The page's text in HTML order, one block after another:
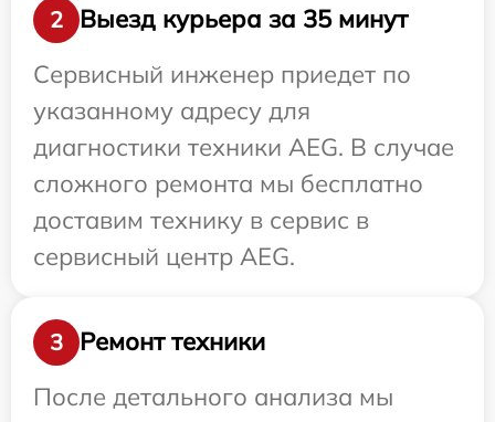
2
Выезд курьера за 35 минут
Сервисный инженер приедет по
указанному адресу для
диагностики техники AEG. В случае
сложного ремонта мы бесплатно
доставим технику в сервис в
сервисный центр AEG.
3
Ремонт техники
После детального анализа мы